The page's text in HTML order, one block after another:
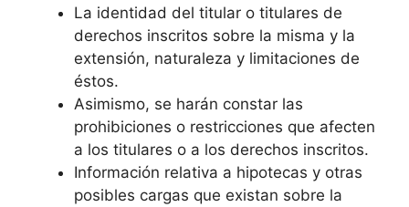
La identidad del titular o titulares de
derechos inscritos sobre la misma y la
extensión, naturaleza y limitaciones de
éstos.
Asimismo, se harán constar las
prohibiciones o restricciones que afecten
a los titulares o a los derechos inscritos.
Información relativa a hipotecas y otras
posibles cargas que existan sobre la